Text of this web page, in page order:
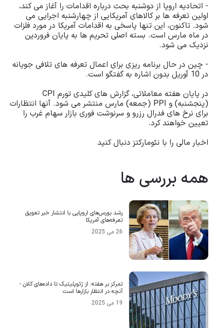
- اتحادیه اروپا از دوشنبه بحث درباره اقدامات را آغاز می کند،
اولین تعرفه ها بر کالاهای آمریکایی از چهارشنبه اجرایی می
شود. تاکنون، این تنها پاسخی به اقدامات آمریکا در مورد فلزات
در ماه مارس است. بسته اصلی تحریم ها به پایان فروردین
نزدیک می شود.
- چین در حال برنامه ریزی برای اعمال تعرفه های تلافی جویانه
در 10 آوریل بدون اشاره به گفتگو است.
در پایان هفته معاملاتی، گزارش های کلیدی تورم CPI
(پنجشنبه) و PPI (جمعه) مارس منتشر می شود. آنها انتظارات
برای نرخ های فدرال رزرو و سرنوشت فوری بازار سهام غرب را
تعیین خواهند کرد.
اخبار مالی را با نئومارکتز دنبال کنید
همه بررسی ها
رشد بورس‌های اروپایی با انتشار خبر تعویق
تعرفه‌های آمریکا
26 می 2025
تمرکز بر هفته: از ژئوپلیتیک تا داده‌های کلان -
آنچه در انتظار بازارها است
19 می 2025